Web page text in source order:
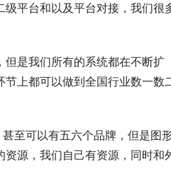
平台和以及平台对接，我们很
是我们所有的系统都在不断扩
上都可以做到全国行业数一数
至可以有五六个品牌，但是图
源，我们自己有资源，同时和